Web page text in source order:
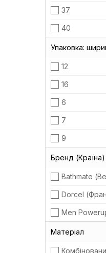
37
40
Упаковка:
12
16
6
7
9
Бренд (Країна)
Bathmate
Dorcel
Men
Матеріал